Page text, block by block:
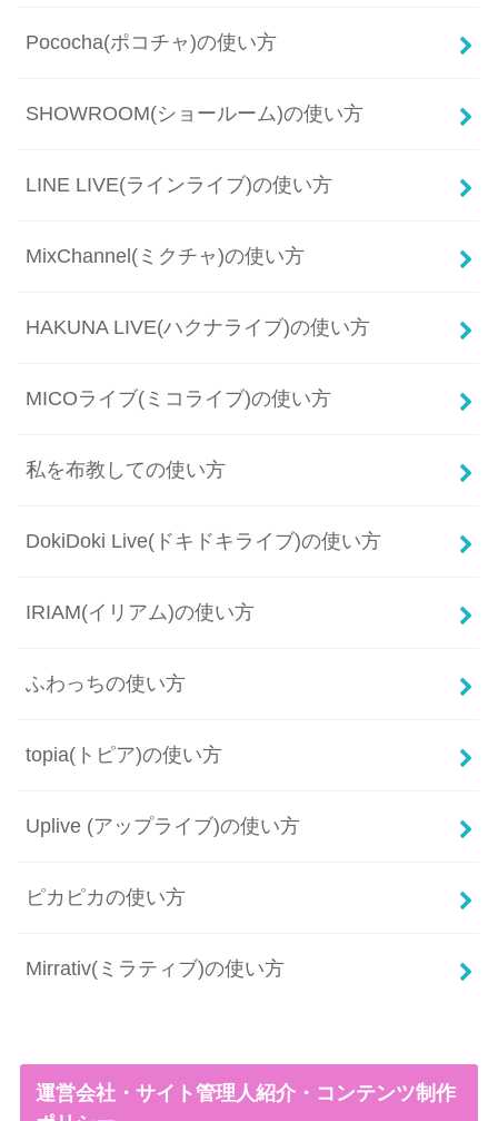
Pococha(ポコチャ)の使い方
SHOWROOM(ショールーム)の使い方
LINE LIVE(ラインライブ)の使い方
MixChannel(ミクチャ)の使い方
HAKUNA LIVE(ハクナライブ)の使い方
MICOライブ(ミコライブ)の使い方
私を布教しての使い方
DokiDoki Live(ドキドキライブ)の使い方
IRIAM(イリアム)の使い方
ふわっちの使い方
topia(トピア)の使い方
Uplive (アップライブ)の使い方
ピカピカの使い方
Mirrativ(ミラティブ)の使い方
運営会社・サイト管理人紹介・コンテンツ制作